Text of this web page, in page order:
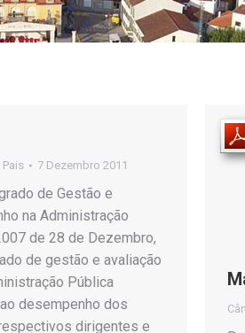
Pais 7 Dezembro 2011
de Gestão e
na Administração
de 28 de Dezembro,
de gestão e avaliação
Pública
desempenho dos
dirigentes e